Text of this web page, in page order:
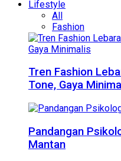
Lifestyle
All
Fashion
Tren Fashion
Tone, Gaya
Pandangan
Mantan